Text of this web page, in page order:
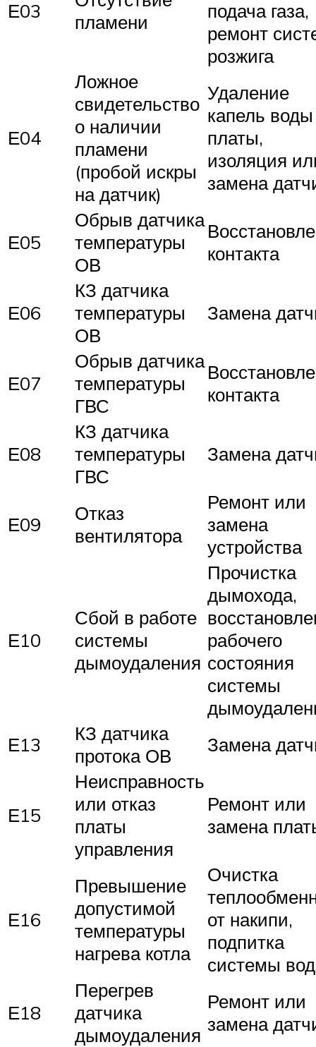
Е03
пламени
подача газа,
ремонт
розжига
Е04
Ложное
свидетельство
о наличии
пламени
(пробой искры
на датчик)
Удаление
капель
платы,
изоляция
замена
Е05
Обрыв датчика
температуры
ОВ
контакта
Е06
КЗ датчика
температуры
ОВ
Замена
Е07
Обрыв датчика
температуры
ГВС
контакта
Е08
КЗ датчика
температуры
ГВС
Замена
Е09
Отказ
вентилятора
Ремонт или
замена
устройства
Е10
Сбой в работе
системы
дымоудаления
Прочистка
дымохода,
рабочего
состояния
системы
Е13
КЗ датчика
протока ОВ
Замена
Е15
Неисправность
или отказ
платы
управления
Ремонт или
замена
Е16
Превышение
допустимой
температуры
нагрева котла
Очистка
от накипи,
подпитка
системы
Е18
Перегрев
датчика
дымоудаления
Ремонт или
замена